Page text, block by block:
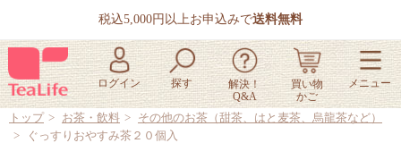
税込5,000円以上お申込みで送料無料
トップ お茶・飲料
その他のお茶（甜茶、はと麦茶、烏龍茶など）
ぐっすりおやすみ茶２０個入